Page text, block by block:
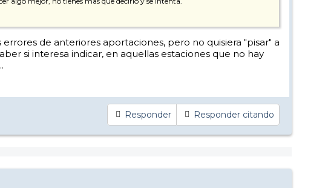
de anteriores aportaciones, pero no quisiera "pisar" a
si interesa indicar, en aquellas estaciones que no hay
Responder Responder citando